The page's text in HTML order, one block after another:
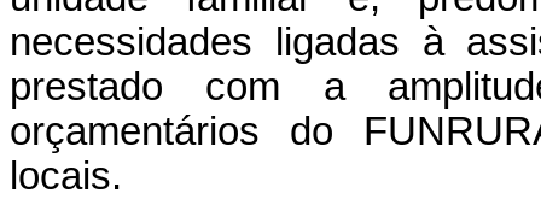
necessidades ligadas à
prestado com a
orçamentários do
locais.